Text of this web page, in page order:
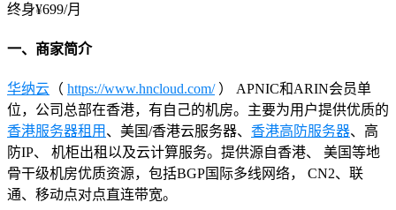
终身¥699/月
一、商家简介
华纳云 （ https://www.hncloud.com/） APNIC和ARIN会员单
位，公司总部在香港，有自己的机房。主要为用户提供优质的
香港服务器租用 、美国/香港云服务器、 香港高防服务器、高
防IP、 机柜出租以及云计算服务。提供源自香港、 美国等地
骨干级机房优质资源，包括BGP国际多线网络， CN2、联
通、移动点对点直连带宽。